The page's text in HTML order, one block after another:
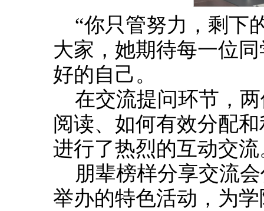
“你只管努力，剩下
大家，她期待每一位
好的自己。
在交流提问环节，
阅读、如何有效分配
进行了热烈的互动交流
朋辈榜样分享交流
举办的特色活动，为